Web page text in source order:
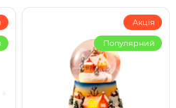
Акція
Популярний